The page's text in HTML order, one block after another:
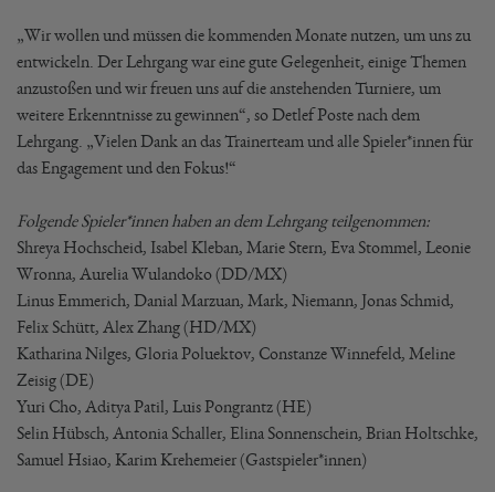
„Wir wollen und müssen die kommenden Monate nutzen, um uns zu
entwickeln. Der Lehrgang war eine gute Gelegenheit, einige Themen
anzustoßen und wir freuen uns auf die anstehenden Turniere, um
weitere Erkenntnisse zu gewinnen“, so Detlef Poste nach dem
Lehrgang. „Vielen Dank an das Trainerteam und alle Spieler*innen für
das Engagement und den Fokus!“
Folgende Spieler*innen haben an dem Lehrgang teilgenommen:
Shreya Hochscheid, Isabel Kleban, Marie Stern, Eva Stommel, Leonie
Wronna, Aurelia Wulandoko (DD/MX)
Linus Emmerich, Danial Marzuan, Mark, Niemann, Jonas Schmid,
Felix Schütt, Alex Zhang (HD/MX)
Katharina Nilges, Gloria Poluektov, Constanze Winnefeld, Meline
Zeisig (DE)
Yuri Cho, Aditya Patil, Luis Pongrantz (HE)
Selin Hübsch, Antonia Schaller, Elina Sonnenschein, Brian Holtschke,
Samuel Hsiao, Karim Krehemeier (Gastspieler*innen)